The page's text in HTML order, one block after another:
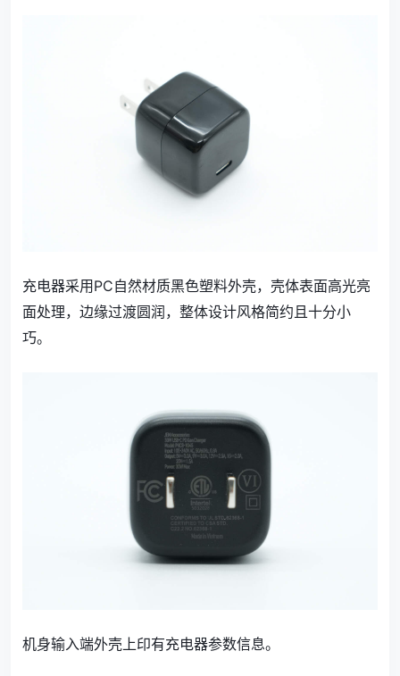
充电器采用PC自然材质黑色塑料外壳，壳体表面高光亮
面处理，边缘过渡圆润，整体设计风格简约且十分小
巧。
机身输入端外壳上印有充电器参数信息。